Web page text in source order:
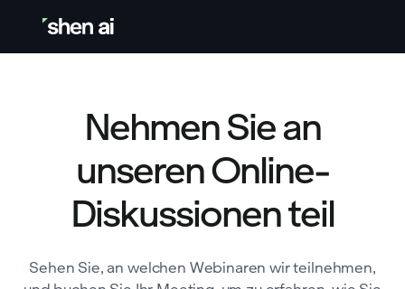
Nehmen Sie an
unseren Online-
Diskussionen teil
Sehen Sie, an welchen Webinaren wir teilnehmen,